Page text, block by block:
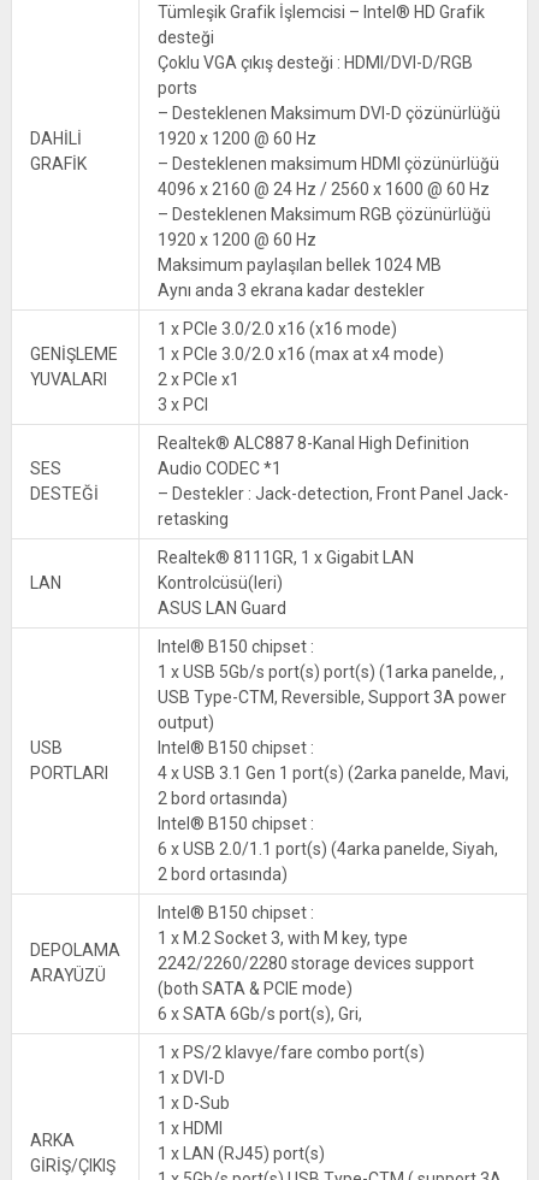
DAHİLİ
GRAFİK
Tümleşik Grafik İşlemcisi – Intel® HD Grafik
desteği
Çoklu VGA çıkış desteği : HDMI/DVI-D/RGB
ports
– Desteklenen Maksimum DVI-D çözünürlüğü
1920 x 1200 @ 60 Hz
– Desteklenen maksimum HDMI çözünürlüğü
4096 x 2160 @ 24 Hz / 2560 x 1600 @ 60 Hz
– Desteklenen Maksimum RGB çözünürlüğü
1920 x 1200 @ 60 Hz
Maksimum paylaşılan bellek 1024 MB
Aynı anda 3 ekrana kadar destekler
GENİŞLEME
YUVALARI
1 x PCIe 3.0/2.0 x16 (x16 mode)
1 x PCIe 3.0/2.0 x16 (max at x4 mode)
2 x PCIe x1
3 x PCI
SES
DESTEĞİ
Realtek® ALC887 8-Kanal High Definition
Audio CODEC *1
– Destekler : Jack-detection, Front Panel Jack-
retasking
LAN
Realtek® 8111GR, 1 x Gigabit LAN
Kontrolcüsü(leri)
ASUS LAN Guard
USB
PORTLARI
Intel® B150 chipset :
1 x USB 5Gb/s port(s) port(s) (1arka panelde, ,
USB Type-CTM, Reversible, Support 3A power
output)
Intel® B150 chipset :
4 x USB 3.1 Gen 1 port(s) (2arka panelde, Mavi,
2 bord ortasında)
Intel® B150 chipset :
6 x USB 2.0/1.1 port(s) (4arka panelde, Siyah,
2 bord ortasında)
DEPOLAMA
ARAYÜZÜ
Intel® B150 chipset :
1 x M.2 Socket 3, with M key, type
2242/2260/2280 storage devices support
(both SATA & PCIE mode)
6 x SATA 6Gb/s port(s), Gri,
ARKA
GİRİŞ/ÇIKIŞ
1 x PS/2 klavye/fare combo port(s)
1 x DVI-D
1 x D-Sub
1 x HDMI
1 x LAN (RJ45) port(s)